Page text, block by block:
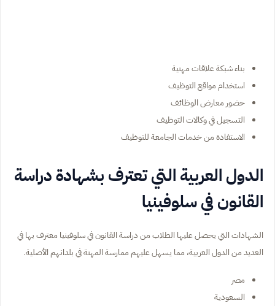
بناء شبكة علاقات مهنية
استخدام مواقع التوظيف
حضور معارض الوظائف
التسجيل في وكالات التوظيف
الاستفادة من خدمات الجامعة للتوظيف
الدول العربية التي تعترف بشهادة دراسة
القانون في سلوفينيا
الشهادات التي يحصل عليها الطلاب من دراسة القانون في سلوفينيا معترف بها في
العديد من الدول العربية، مما يسهل عليهم ممارسة المهنة في بلدانهم الأصلية.
مصر
السعودية